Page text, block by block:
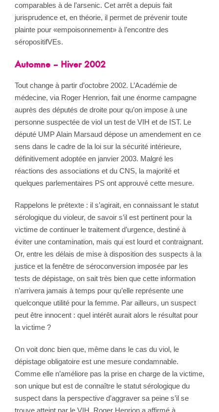
comparables à de l’arsenic. Cet arrêt a depuis fait
jurisprudence et, en théorie, il permet de prévenir toute
plainte pour «empoisonnement» à l’encontre des
séropositifVEs.
Automne – Hiver 2002
Tout change à partir d’octobre 2002. L’Académie de
médecine, via Roger Henrion, fait une énorme campagne
auprès des députés de droite pour qu’on impose à une
personne suspectée de viol un test de VIH et de IST. Le
député UMP Alain Marsaud dépose un amendement en ce
sens dans le cadre de la loi sur la sécurité intérieure,
définitivement adoptée en janvier 2003. Malgré les
réactions des associations et du CNS, la majorité et
quelques parlementaires PS ont approuvé cette mesure.
Rappelons le prétexte : il s’agirait, en connaissant le statut
sérologique du violeur, de savoir s’il est pertinent pour la
victime de continuer le traitement d’urgence, destiné à
éviter une contamination, mais qui est lourd et contraignant.
Or, entre les délais de mise à disposition des suspects à la
justice et la fenêtre de séroconversion imposée par les
tests de dépistage, on sait très bien que cette information
n’arrivera jamais à temps pour qu’elle représente une
quelconque utilité pour la femme. Par ailleurs, un suspect
peut être innocent : quel intérêt aurait alors le résultat pour
la victime ?
On voit donc bien que, même dans le cas du viol, le
dépistage obligatoire est une mesure condamnable.
Comme elle n’améliore pas la prise en charge de la victime,
son unique but est de connaître le statut sérologique du
suspect dans la perspective d’aggraver sa peine s’il se
trouve atteint par le VIH. Roger Henrion a affirmé à